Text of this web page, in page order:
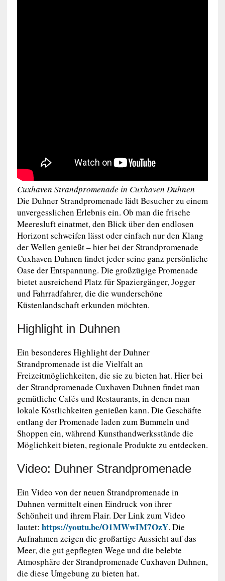
Cuxhaven Strandpromenade in Cuxhaven Duhnen
Die Duhner Strandpromenade lädt Besucher zu einem
unvergesslichen Erlebnis ein. Ob man die frische
Meeresluft einatmet, den Blick über den endlosen
Horizont schweifen lässt oder einfach nur den Klang
der Wellen genießt – hier bei der Strandpromenade
Cuxhaven Duhnen findet jeder seine ganz persönliche
Oase der Entspannung. Die großzügige Promenade
bietet ausreichend Platz für Spaziergänger, Jogger
und Fahrradfahrer, die die wunderschöne
Küstenlandschaft erkunden möchten.
Highlight in Duhnen
Ein besonderes Highlight der Duhner
Strandpromenade ist die Vielfalt an
Freizeitmöglichkeiten, die sie zu bieten hat. Hier bei
der Strandpromenade Cuxhaven Duhnen findet man
gemütliche Cafés und Restaurants, in denen man
lokale Köstlichkeiten genießen kann. Die Geschäfte
entlang der Promenade laden zum Bummeln und
Shoppen ein, während Kunsthandwerksstände die
Möglichkeit bieten, regionale Produkte zu entdecken.
Video: Duhner Strandpromenade
Ein Video von der neuen Strandpromenade in
Duhnen vermittelt einen Eindruck von ihrer
Schönheit und ihrem Flair. Der Link zum Video
lautet: https://youtu.be/O1MWwIM7OzY. Die
Aufnahmen zeigen die großartige Aussicht auf das
Meer, die gut gepflegten Wege und die belebte
Atmosphäre der Strandpromenade Cuxhaven Duhnen,
die diese Umgebung zu bieten hat.